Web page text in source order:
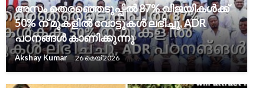
അസം തെരഞ്ഞെടുപ്പിൽ 87% വിജയികൾക്ക്
50% ന് മുകളിൽ വോട്ടുകൾ ലഭിച്ചു, ADR
പഠനങ്ങൾ കാണിക്കുന്നു
Akshay Kumar 26 മെയ്‌ 2026